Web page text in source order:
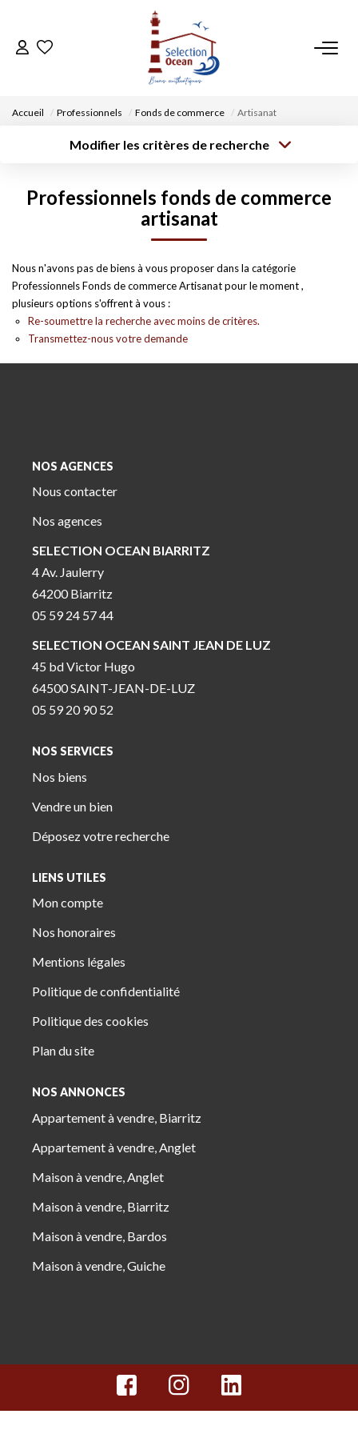
ACCUEIL
DÉPOSEZ VOTRE RECHERCHE
NOUS REJOINDRE
CONTACT
Accueil Professionnels Fonds de commerce Artisanat
Modifier les critères de recherche
Type de bien
Surface min
Professionnels fonds de commerce
artisanat
Nous n'avons pas de biens à vous proposer dans la catégorie
Professionnels Fonds de commerce Artisanat pour le moment ,
plusieurs options s'offrent à vous :
Re-soumettre la recherche avec moins de critères.
Transmettez-nous votre demande
NOS AGENCES
Nous contacter
Nos agences
SELECTION OCEAN BIARRITZ
4 Av. Jaulerry
64200 Biarritz
05 59 24 57 44
SELECTION OCEAN SAINT JEAN DE LUZ
45 bd Victor Hugo
64500 SAINT-JEAN-DE-LUZ
05 59 20 90 52
NOS SERVICES
Nos biens
Vendre un bien
Déposez votre recherche
LIENS UTILES
Mon compte
Nos honoraires
Mentions légales
Politique de confidentialité
Politique des cookies
Plan du site
NOS ANNONCES
Appartement à vendre, Biarritz
Appartement à vendre, Anglet
Maison à vendre, Anglet
Maison à vendre, Biarritz
Maison à vendre, Bardos
Maison à vendre, Guiche